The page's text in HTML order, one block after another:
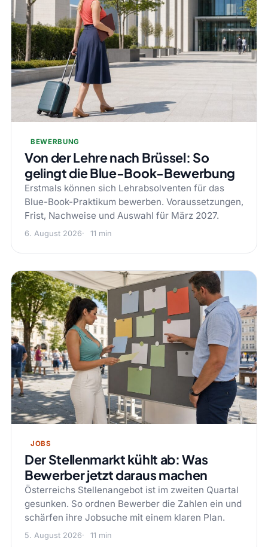
BEWERBUNG
Von der Lehre nach Brüssel: So
gelingt die Blue-Book-Bewerbung
Erstmals können sich Lehrabsolventen für das
Blue-Book-Praktikum bewerben. Voraussetzungen,
Frist, Nachweise und Auswahl für März 2027.
6. August 2026 11 min
JOBS
Der Stellenmarkt kühlt ab: Was
Bewerber jetzt daraus machen
Österreichs Stellenangebot ist im zweiten Quartal
gesunken. So ordnen Bewerber die Zahlen ein und
schärfen ihre Jobsuche mit einem klaren Plan.
5. August 2026 11 min